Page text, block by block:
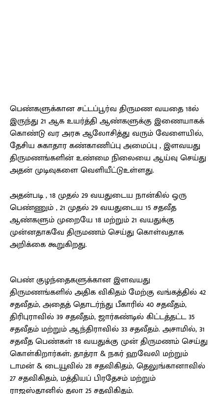
பெண்களுக்கான சட்டப்பூர்வ திருமண வயதை 18ல்
இருந்து 21 ஆக உயர்த்தி ஆண்களுக்கு இணையாகக்
கொண்டு வர அரசு ஆலோசித்து வரும் வேளையில்,
தேசிய சுகாதார கண்காணிப்பு அமைப்பு , இளவயது
திருமணங்களின் உண்மை நிலையை ஆய்வு செய்து
அதன் முடிவுகளை வெளியீட்டுஉள்ளது.
அதன்படி , 18 முதல் 29 வயதுடைய நான்கில் ஒரு
பெண்ணும் , 21 முதல் 29 வயதுடைய 15 சதவீத
ஆண்களும் முறையே 18 மற்றும் 21 வயதுக்கு
முன்னதாகவே திருமணம் செய்து கொள்வதாக
அறிக்கை கூறுகிறது.
பெண் குழந்தைகளுக்கான இளவயது
திருமணங்களில் அதிக விகிதம் மேற்கு வங்கத்தில் 42
சதவீதம், அதைத் தொடர்ந்து பீகாரில் 40 சதவீதம்,
திரிபுராவில் 39 சதவீதம், ஜார்கண்டில் கிட்டத்தட்ட 35
சதவீதம் மற்றும் ஆந்திராவில் 33 சதவீதம். அசாமில், 31
சதவீத பெண்கள் 18 வயதுக்கு முன் திருமணம் செய்து
கொள்கிறார்கள்; தாத்ரா & நகர் ஹவேலி மற்றும்
டாமன் & டையூவில் 28 சதவிகிதம், தெலுங்கானாவில்
27 சதவிகிதம், மத்தியப் பிரதேசம் மற்றும்
ராஜஸ்தானில் தலா 25 சதவிகிதம்.